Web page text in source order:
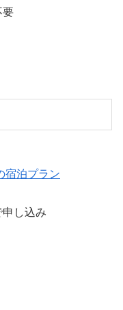
宿泊プラン
し込み